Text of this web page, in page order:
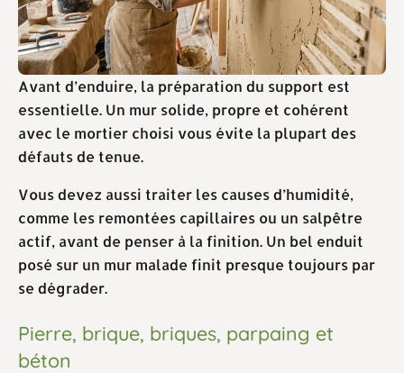
Avant d’enduire, la préparation du support est
essentielle. Un mur solide, propre et cohérent
avec le mortier choisi vous évite la plupart des
défauts de tenue.
Vous devez aussi traiter les causes d’humidité,
comme les remontées capillaires ou un salpêtre
actif, avant de penser à la finition. Un bel enduit
posé sur un mur malade finit presque toujours par
se dégrader.
Pierre, brique, briques, parpaing et
béton